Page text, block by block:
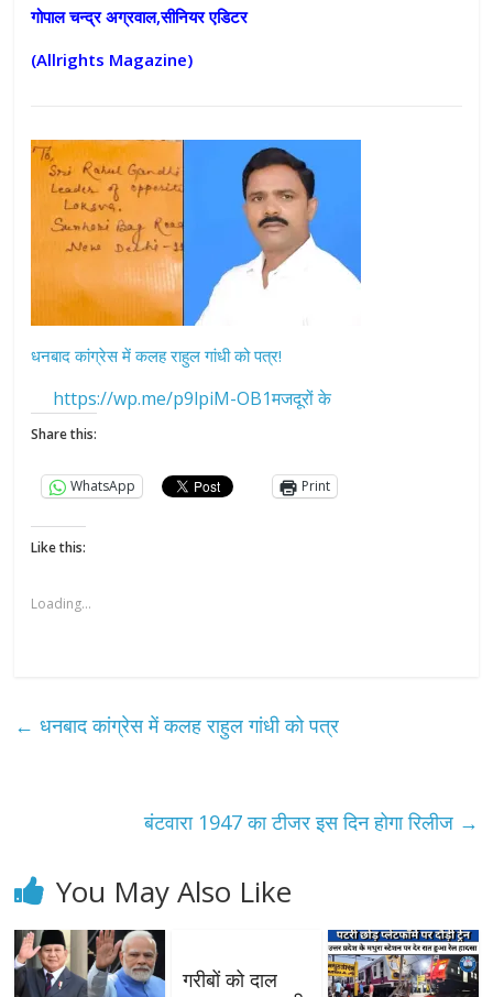
गोपाल चन्द्र अग्रवाल,सीनियर एडिटर
(Allrights Magazine)
धनबाद कांग्रेस में कलह राहुल गांधी को पत्र!
https://wp.me/p9lpiM-OB1मजदूरों के
Share this:
WhatsApp Print
Like this:
Loading...
← धनबाद कांग्रेस में कलह राहुल गांधी को पत्र
बंटवारा 1947 का टीजर इस दिन होगा रिलीज →
You May Also Like
गरीबों को दाल